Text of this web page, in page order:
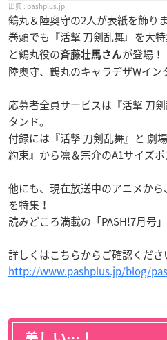
pashplus.jp
鶴丸＆陸奥守の2人が表紙を飾り
巻頭でも『活撃 刀剣乱舞』を大
と鶴丸役の斉藤壮馬 さんが登場！
陸奥守、鶴丸のキャラデザWイン
応募者全員サービスは『活撃 刀
タンド。
付録には『活撃 刀剣乱舞』と 劇
約束』から凛＆宗介のA1サイズポ
他にも、現在放送中のアニメか
を特集！
読みどころ満載の「PASH!7月号
詳しくはこちらからご確認くださ
http://www.pashplus.jp/blog/